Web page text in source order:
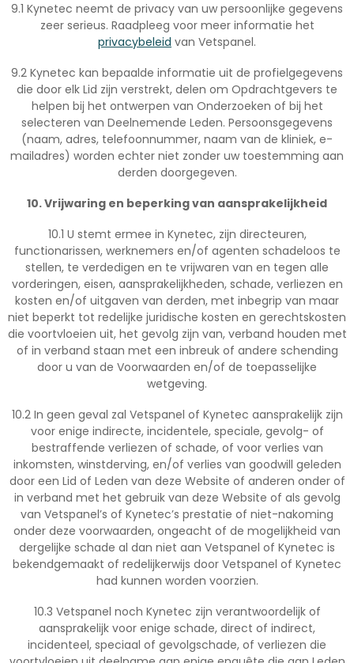
9.1 Kynetec neemt de privacy van uw persoonlijke gegevens
zeer serieus. Raadpleeg voor meer informatie het
privacybeleid van Vetspanel.
9.2 Kynetec kan bepaalde informatie uit de profielgegevens
die door elk Lid zijn verstrekt, delen om Opdrachtgevers te
helpen bij het ontwerpen van Onderzoeken of bij het
selecteren van Deelnemende Leden. Persoonsgegevens
(naam, adres, telefoonnummer, naam van de kliniek, e-
mailadres) worden echter niet zonder uw toestemming aan
derden doorgegeven.
10. Vrijwaring en beperking van aansprakelijkheid
10.1 U stemt ermee in Kynetec, zijn directeuren,
functionarissen, werknemers en/of agenten schadeloos te
stellen, te verdedigen en te vrijwaren van en tegen alle
vorderingen, eisen, aansprakelijkheden, schade, verliezen en
kosten en/of uitgaven van derden, met inbegrip van maar
niet beperkt tot redelijke juridische kosten en gerechtskosten
die voortvloeien uit, het gevolg zijn van, verband houden met
of in verband staan met een inbreuk of andere schending
door u van de Voorwaarden en/of de toepasselijke
wetgeving.
10.2 In geen geval zal Vetspanel of Kynetec aansprakelijk zijn
voor enige indirecte, incidentele, speciale, gevolg- of
bestraffende verliezen of schade, of voor verlies van
inkomsten, winstderving, en/of verlies van goodwill geleden
door een Lid of Leden van deze Website of anderen onder of
in verband met het gebruik van deze Website of als gevolg
van Vetspanel’s of Kynetec’s prestatie of niet-nakoming
onder deze voorwaarden, ongeacht of de mogelijkheid van
dergelijke schade al dan niet aan Vetspanel of Kynetec is
bekendgemaakt of redelijkerwijs door Vetspanel of Kynetec
had kunnen worden voorzien.
10.3 Vetspanel noch Kynetec zijn verantwoordelijk of
aansprakelijk voor enige schade, direct of indirect,
incidenteel, speciaal of gevolgschade, of verliezen die